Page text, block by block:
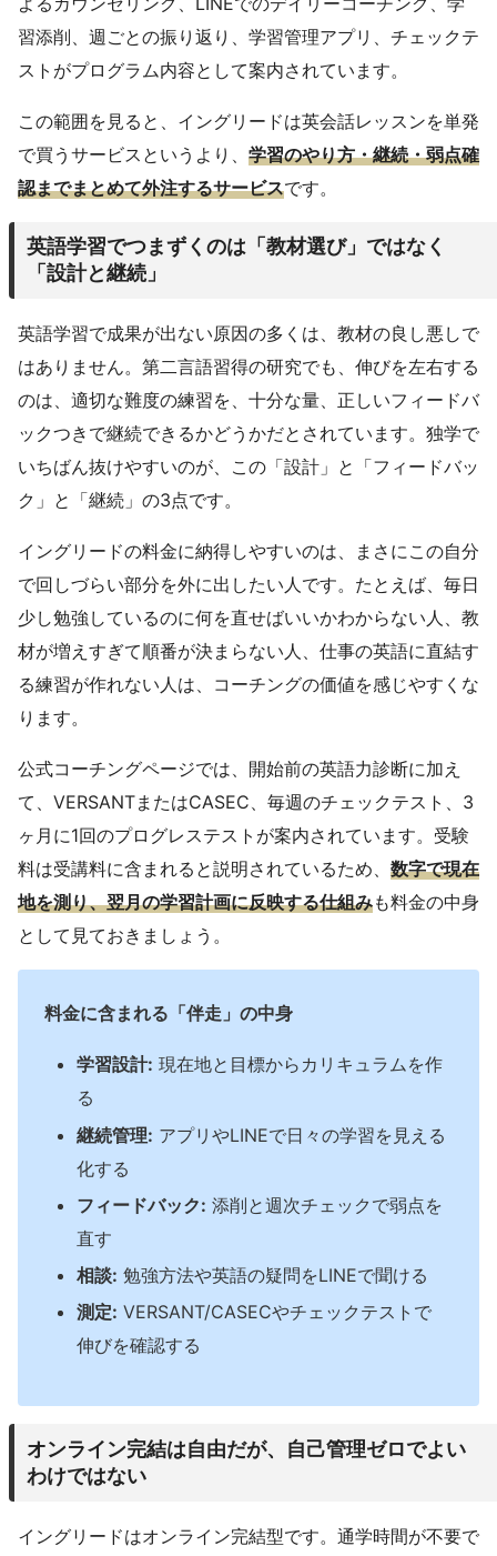
習添削、週ごとの振り返り、学習管理アプリ、チェックテ
ストがプログラム内容として案内されています。
この範囲を見ると、イングリードは英会話レッスンを単発
で買うサービスというより、 学習のやり方・継続・弱点確
認までまとめて外注するサービスです。
英語学習でつまずくのは「教材選び」ではなく
「設計と継続」
英語学習で成果が出ない原因の多くは、教材の良し悪しで
はありません。第二言語習得の研究でも、伸びを左右する
のは、適切な難度の練習を、十分な量、正しいフィードバ
ックつきで継続できるかどうかだとされています。独学で
いちばん抜けやすいのが、この「設計」と「フィードバッ
ク」と「継続」の3点です。
イングリードの料金に納得しやすいのは、まさにこの自分
で回しづらい部分を外に出したい人です。たとえば、毎日
少し勉強しているのに何を直せばいいかわからない人、教
材が増えすぎて順番が決まらない人、仕事の英語に直結す
る練習が作れない人は、コーチングの価値を感じやすくな
ります。
公式コーチングページでは、開始前の英語力診断に加え
て、VERSANTまたはCASEC、毎週のチェックテスト、3
ヶ月に1回のプログレステストが案内されています。受験
料は受講料に含まれると説明されているため、 数字で現在
地を測り、翌月の学習計画に反映する仕組みも料金の中身
として見ておきましょう。
料金に含まれる「伴走」の中身
学習設計: 現在地と目標からカリキュラムを作
る
継続管理: アプリやLINEで日々の学習を見える
化する
フィードバック: 添削と週次チェックで弱点を
直す
相談: 勉強方法や英語の疑問をLINEで聞ける
測定: VERSANT/CASECやチェックテストで
伸びを確認する
オンライン完結は自由だが、自己管理ゼロでよい
わけではない
イングリードはオンライン完結型です。通学時間が不要で